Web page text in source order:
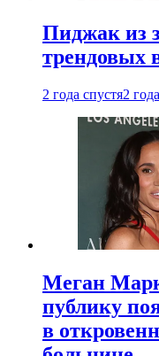
Пиджак из
трендовых
2 года спустя2
Меган
публику
в